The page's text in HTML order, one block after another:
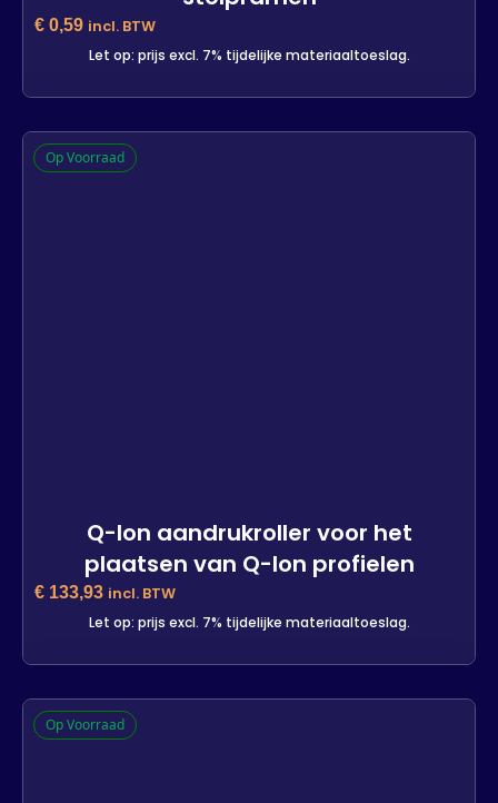
€ 0,59 incl. BTW
Let op: prijs excl. 7% tijdelijke materiaaltoeslag.
Q-lon zwarte afdekkappen voor
Op Voorraad
Q-lon aandrukroller voor het
plaatsen van Q-lon profielen
€ 133,93 incl. BTW
Let op: prijs excl. 7% tijdelijke materiaaltoeslag.
Q-lon aandrukroller voor het
plaatsen van Q-lon profielen
Op Voorraad